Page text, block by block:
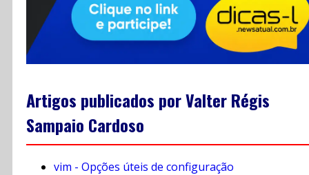
Artigos publicados por Valter Régis
Sampaio Cardoso
vim - Opções úteis de configuração